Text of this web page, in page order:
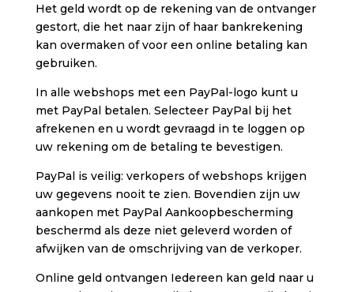
Het geld wordt op de rekening van de ontvanger
gestort, die het naar zijn of haar bankrekening
kan overmaken of voor een online betaling kan
gebruiken.
In alle webshops met een PayPal-logo kunt u
met PayPal betalen. Selecteer PayPal bij het
afrekenen en u wordt gevraagd in te loggen op
uw rekening om de betaling te bevestigen.
PayPal is veilig: verkopers of webshops krijgen
uw gegevens nooit te zien. Bovendien zijn uw
aankopen met PayPal Aankoopbescherming
beschermd als deze niet geleverd worden of
afwijken van de omschrijving van de verkoper.
Online geld ontvangen Iedereen kan geld naar u